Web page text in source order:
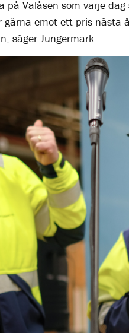
på Valåsen som varje
gärna emot ett pris nästa
säger Jungermark.